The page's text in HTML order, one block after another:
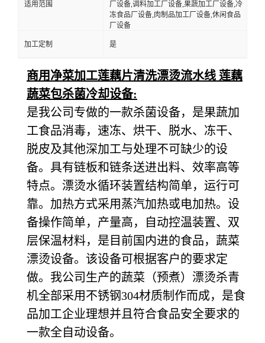
适用范围
厂设备,调料加工厂设备,果蔬加工厂设备,冷
冻食品厂设备,肉制品加工厂设备,休闲食品
厂设备
加工定制 是
商用净菜加工莲藕片清洗漂烫流水线 莲藕
蔬菜包杀菌冷却设备:
是我公司专做的一款杀菌设备，是果蔬加
工食品消毒，速冻、烘干、脱水、冻干、
脱皮及其他深加工与处理不可缺少的设
备。具有链板和链条送进出料、效率高等
特点。漂烫水循环装置结构简单，运行可
靠。加热方式采用蒸汽加热或电加热。设
备操作简单，产量高，自动控温装置、双
层保温材料，是目前国内进的食品，蔬菜
漂烫设备。该设备可根据客户的要求定
做。我公司生产的蔬菜（预煮）漂烫杀青
机全部采用不锈钢304材质制作而成，是食
品加工企业理想并且符合食品安全要求的
一款全自动设备。